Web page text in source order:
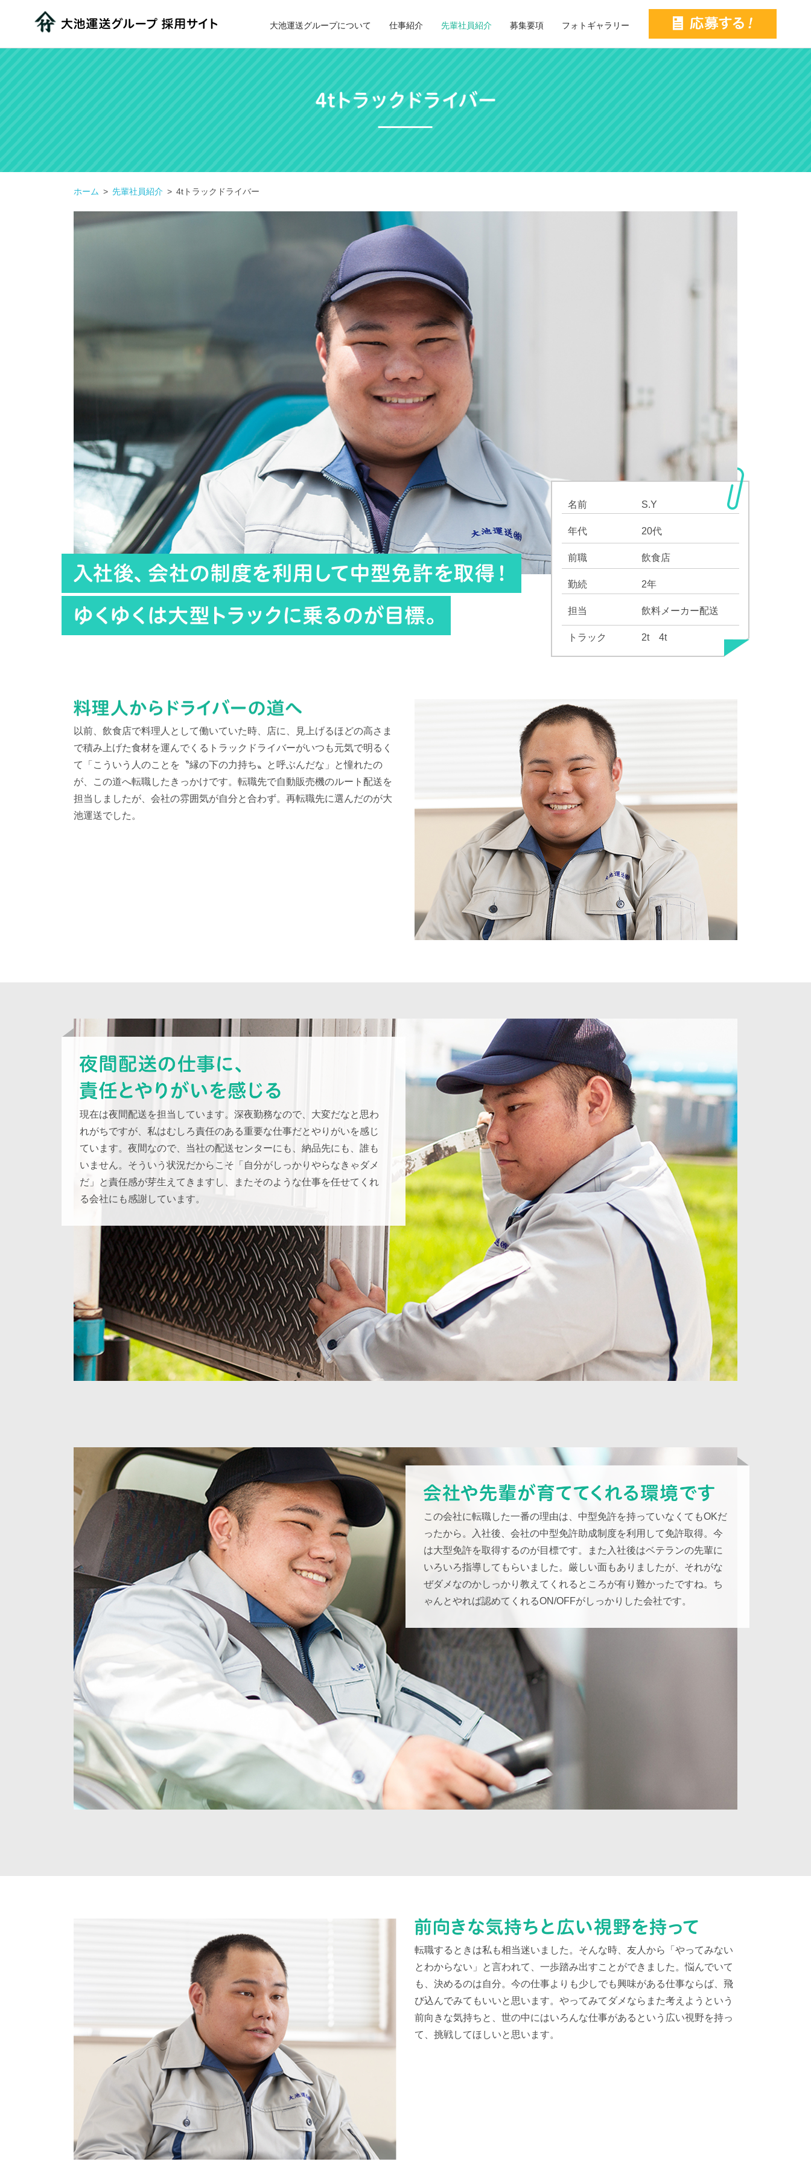
大池運送グループについて 仕事紹介 先輩社員紹介 募集要項 フォトギャラリー
ホーム 先輩社員紹介 4tトラックドライバー
名前 S.Y
年代 20代
前職 飲食店
勤続 2年
担当 飲料メーカー配送
トラック 2t 4t
以前、飲食店で料理人として働いていた時、店に、見上げるほどの高さま
で積み上げた食材を運んでくるトラックドライバーがいつも元気で明るく
て「こういう人のことを〝縁の下の力持ち〟と呼ぶんだな」と憧れたの
が、この道へ転職したきっかけです。転職先で自動販売機のルート配送を
担当しましたが、会社の雰囲気が自分と合わず。再転職先に選んだのが大
池運送でした。
現在は夜間配送を担当しています。深夜勤務なので、大変だなと思わ
れがちですが、私はむしろ責任のある重要な仕事だとやりがいを感じ
ています。夜間なので、当社の配送センターにも、納品先にも、誰も
いません。そういう状況だからこそ「自分がしっかりやらなきゃダメ
だ」と責任感が芽生えてきますし、またそのような仕事を任せてくれ
る会社にも感謝しています。
この会社に転職した一番の理由は、中型免許を持っていなくてもOKだ
ったから。入社後、会社の中型免許助成制度を利用して免許取得。今
は大型免許を取得するのが目標です。また入社後はベテランの先輩に
いろいろ指導してもらいました。厳しい面もありましたが、それがな
ぜダメなのかしっかり教えてくれるところが有り難かったですね。ち
ゃんとやれば認めてくれるON/OFFがしっかりした会社です。
転職するときは私も相当迷いました。そんな時、友人から「やってみない
とわからない」と言われて、一歩踏み出すことができました。悩んでいて
も、決めるのは自分。今の仕事よりも少しでも興味がある仕事ならば、飛
び込んでみてもいいと思います。やってみてダメならまた考えようという
前向きな気持ちと、世の中にはいろんな仕事があるという広い視野を持っ
て、挑戦してほしいと思います。